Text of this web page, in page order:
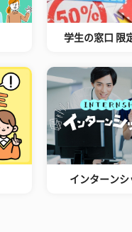
学生の窓口 限
インターンシ